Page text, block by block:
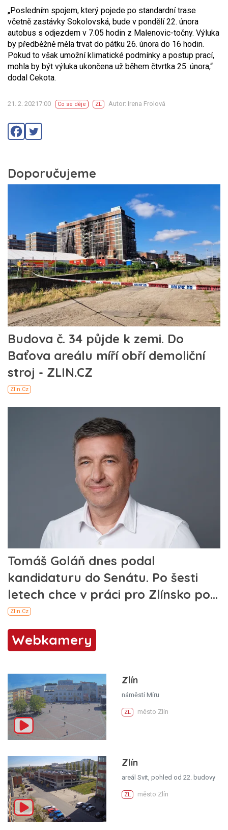
„Posledním spojem, který pojede po standardní trase
včetně zastávky Sokolovská, bude v pondělí 22. února
autobus s odjezdem v 7.05 hodin z Malenovic-točny. Výluka
by předběžně měla trvat do pátku 26. února do 16 hodin.
Pokud to však umožní klimatické podmínky a postup prací,
mohla by být výluka ukončena už během čtvrtka 25. února,“
dodal Cekota.
21. 2. 20217:00 Co se děje ZL Autor: Irena Frolová
Webkamery
Zlín
náměstí Míru
ZL město Zlín
Zlín
areál Svit, pohled od 22. budovy
ZL město Zlín